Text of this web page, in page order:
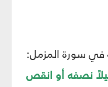
في سورة المزمل:
نصفه أو انقص